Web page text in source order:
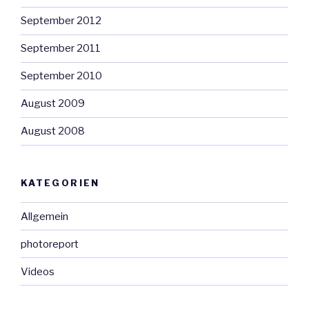
September 2012
September 2011
September 2010
August 2009
August 2008
KATEGORIEN
Allgemein
photoreport
Videos